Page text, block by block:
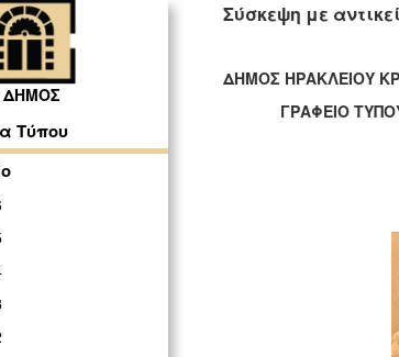
Τύπου
Σύσκεψη με
ΔΗΜΟΣ ΗΡΑΚΛΕΙΟΥ
ΓΡΑΦΕΙΟ